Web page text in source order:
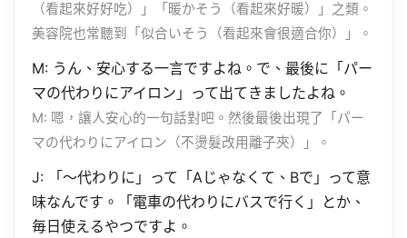
（看起來好好吃）」「暖かそう（看起來好暖）」之類。
美容院也常聽到「似合いそう（看起來會很適合你）」。
M: うん、安心する一言ですよね。で、最後に「パー
マの代わりにアイロン」って出てきましたよね。
M: 嗯，讓人安心的一句話對吧。然後最後出現了「パー
マの代わりにアイロン（不燙髮改用離子夾）」。
J: 「〜代わりに」って「Aじゃなくて、Bで」って意
味なんです。「電車の代わりにバスで行く」とか、
毎日使えるやつですよ。